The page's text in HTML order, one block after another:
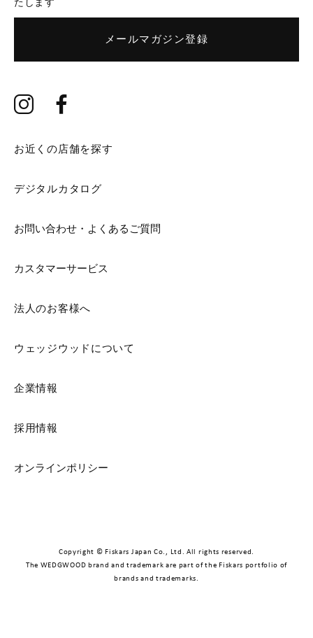
メールマガジン登録
お近くの店舗を探す
デジタルカタログ
お問い合わせ・よくあるご質問
カスタマーサービス
法人のお客様へ
ウェッジウッドについて
企業情報
採用情報
オンラインポリシー
Copyright © Fiskars Japan Co., Ltd. All rights reserved.
The WEDGWOOD brand and trademark are part of the Fiskars portfolio of
brands and trademarks.